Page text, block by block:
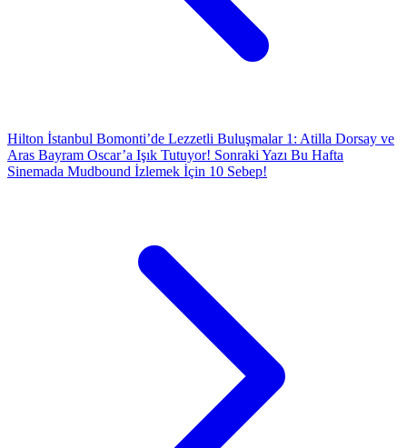
Hilton İstanbul Bomonti’de Lezzetli Buluşmalar 1: Atilla Dorsay ve
Aras Bayram Oscar’a Işık Tutuyor! Sonraki Yazı Bu Hafta
Sinemada Mudbound İzlemek İçin 10 Sebep!